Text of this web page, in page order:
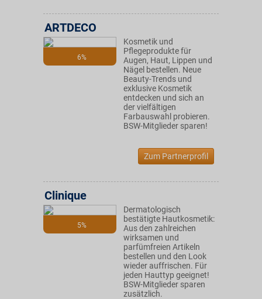
6%
ARTDECO
Kosmetik und
Pflegeprodukte für
Augen, Haut, Lippen und
Nägel bestellen. Neue
Beauty-Trends und
exklusive Kosmetik
entdecken und sich an
der vielfältigen
Farbauswahl probieren.
BSW-Mitglieder sparen!
Zum Partnerprofil
5%
Clinique
Dermatologisch
bestätigte Hautkosmetik:
Aus den zahlreichen
wirksamen und
parfümfreien Artikeln
bestellen und den Look
wieder auffrischen. Für
jeden Hauttyp geeignet!
BSW-Mitglieder sparen
zusätzlich.